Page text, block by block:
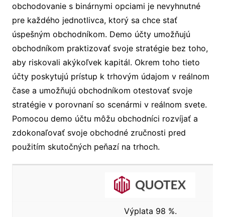
obchodovanie s binárnymi opciami je nevyhnutné
pre každého jednotlivca, ktorý sa chce stať
úspešným obchodníkom. Demo účty umožňujú
obchodníkom praktizovať svoje stratégie bez toho,
aby riskovali akýkoľvek kapitál. Okrem toho tieto
účty poskytujú prístup k trhovým údajom v reálnom
čase a umožňujú obchodníkom otestovať svoje
stratégie v porovnaní so scenármi v reálnom svete.
Pomocou demo účtu môžu obchodníci rozvíjať a
zdokonaľovať svoje obchodné zručnosti pred
použitím skutočných peňazí na trhoch.
Výplata 98 %.